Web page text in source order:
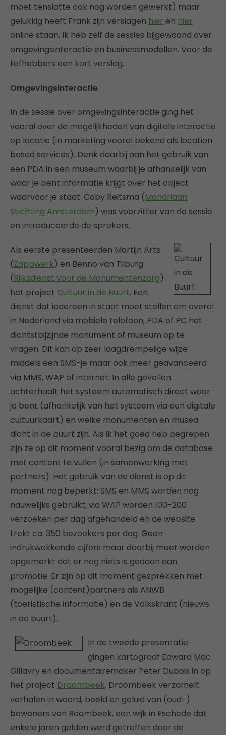
moet tenslotte ook nog worden gewerkt) maar
gelukkig heeft Frank zijn verslagen hier en hier
online staan. Ik heb zelf de sessies bijgewoond over
omgevingsinteractie en businessmodellen. Voor de
liefhebbers een kort verslag.
Omgevingsinteractie
In de sessie over omgevingsinteractie ging het
vooral over de mogelijkheden van digitale interactie
op locatie (in marketing vooral bekend als location
based services). Denk daarbij aan het gebruik van
een PDA in een museum waarbij je afhankelijk van
waar je bent informatie krijgt over het object
waarvoor je staat. Coby Reitsma (Mondriaan
Stichting Amsterdam) was voorzitter van de sessie
en introduceerde de sprekers.
Als eerste presenteerden Martijn Arts
(Zappwerk) en Benno van Tilburg
(Rijksdienst voor de Monumentenzorg)
het project Cultuur in de Buurt. Een
dienst dat iedereen in staat moet stellen om overal
in Nederland via mobiele telefoon, PDA of PC het
dichtstbijzijnde monument of museum op te
vragen. Dit kan op zeer laagdrempelige wijze
middels een SMS-je maar ook meer geavanceerd
via MMS, WAP of internet. In alle gevallen
achterhaalt het systeem automatisch direct waar
je bent (afhankelijk van het systeem via een digitale
cultuurkaart) en welke monumenten en musea
dicht in de buurt zijn. Als ik het goed heb begrepen
zijn ze op dit moment vooral bezig om de database
met content te vullen (in samenwerking met
partners). Het gebruik van de dienst is op dit
moment nog beperkt: SMS en MMS worden nog
nauwelijks gebruikt, via WAP worden 100-200
verzoeken per dag afgehandeld en de website
trekt ca. 350 bezoekers per dag. Geen
indrukwekkende cijfers maar daarbij moet worden
opgemerkt dat er nog niets is gedaan aan
promotie. Er zijn op dit moment gesprekken met
mogelijke (content)partners als ANWB
(toeristische informatie) en de Volkskrant (nieuws
in de buurt).
In de tweede presentatie
gingen kartograaf Edward Mac
Gillavry en documentairemaker Peter Dubois in op
het project Droombeek. Droombeek verzamelt
verhalen in woord, beeld en geluid van (oud-)
bewoners van Roombeek, een wijk in Eschede dat
enkele jaren gelden werd getroffen door de